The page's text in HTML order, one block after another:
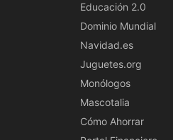
Educación 2.0
Dominio Mundial
Navidad.es
Juguetes.org
Monólogos
Mascotalia
Cómo Ahorrar